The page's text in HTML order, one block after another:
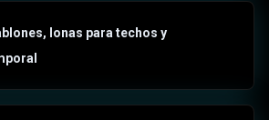
lonas para techos y